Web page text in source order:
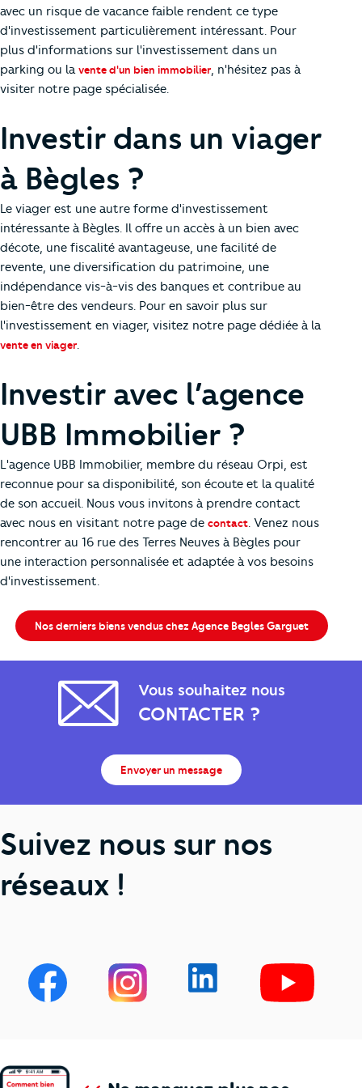
avec un risque de vacance faible rendent ce type
d'investissement particulièrement intéressant. Pour
plus d'informations sur l'investissement dans un
parking ou la vente d'un bien immobilier, n'hésitez pas à
visiter notre page spécialisée.
Investir dans un viager
à Bègles ?
Le viager est une autre forme d'investissement
intéressante à Bègles. Il offre un accès à un bien avec
décote, une fiscalité avantageuse, une facilité de
revente, une diversification du patrimoine, une
indépendance vis-à-vis des banques et contribue au
bien-être des vendeurs. Pour en savoir plus sur
l'investissement en viager, visitez notre page dédiée à la
vente en viager.
Investir avec l’agence
UBB Immobilier ?
L'agence UBB Immobilier, membre du réseau Orpi, est
reconnue pour sa disponibilité, son écoute et la qualité
de son accueil. Nous vous invitons à prendre contact
avec nous en visitant notre page de contact . Venez nous
rencontrer au 16 rue des Terres Neuves à Bègles pour
une interaction personnalisée et adaptée à vos besoins
d'investissement.
Nos derniers biens vendus chez Agence Begles Garguet
Vous souhaitez nous
CONTACTER ?
Envoyer un message
Suivez nous sur nos
réseaux !